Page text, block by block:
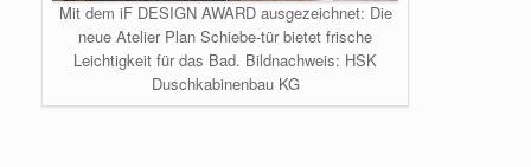
Mit dem iF DESIGN AWARD ausgezeichnet: Die
neue Atelier Plan Schiebe-tür bietet frische
Leichtigkeit für das Bad. Bildnachweis: HSK
Duschkabinenbau KG